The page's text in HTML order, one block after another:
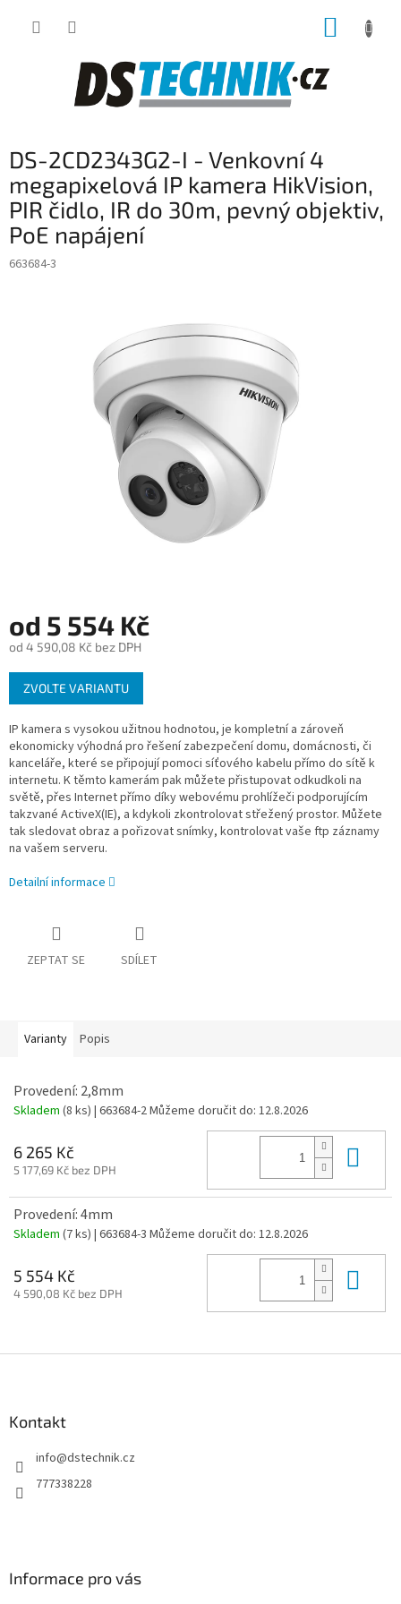
DS-2CD2343G2-I - Venkovní 4
megapixelová IP kamera HikVision,
PIR čidlo, IR do 30m, pevný objektiv,
PoE napájení
663684-3
od 5 554 Kč
od 4 590,08 Kč bez DPH
Měrná
cena:
ZVOLTE VARIANTU
IP kamera s vysokou užitnou hodnotou, je kompletní a zároveň
ekonomicky výhodná pro řešení zabezpečení domu, domácnosti, či
kanceláře, které se připojují pomoci síťového kabelu přímo do sítě k
internetu. K těmto kamerám pak můžete přistupovat odkudkoli na
světě, přes Internet přímo díky webovému prohlížeči podporujícím
takzvané ActiveX(IE), a kdykoli zkontrolovat střežený prostor. Můžete
tak sledovat obraz a pořizovat snímky, kontrolovat vaše ftp záznamy
na vašem serveru.
Detailní informace
ZEPTAT SE SDÍLET
Varianty Popis
Provedení: 2,8mm
Skladem (8 ks) | 663684-2Můžeme doručit do: 12.8.2026
6 265 Kč
5 177,69 Kč bez DPH
Provedení: 4mm
Skladem (7 ks) | 663684-3 Můžeme doručit do: 12.8.2026
5 554 Kč
4 590,08 Kč bez DPH
Kontakt
info@dstechnik.cz
777338228
Informace pro vás